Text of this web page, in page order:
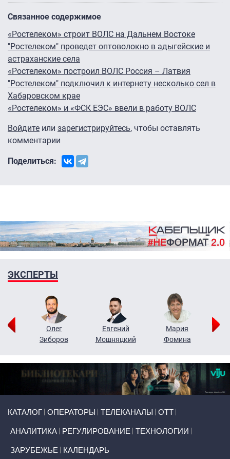
Связанное содержимое
«Ростелеком» строит ВОЛС на Дальнем Востоке
"Ростелеком" проведет оптоволокно в адыгейские и
астраханские села
«Ростелеком» построил ВОЛС Россия – Латвия
"Ростелеком" подключил к интернету несколько сел в
Хабаровском крае
«Ростелеком» и «ФСК ЕЭС» ввели в работу ВОЛС
Войдите или зарегистрируйтесь, чтобы оставлять
комментарии
Поделиться:
ЭКСПЕРТЫ
Олег
Зиборов
Евгений
Мошняцкий
Мария
Фомина
КАТАЛОГ ОПЕРАТОРЫ ТЕЛЕКАНАЛЫ ОТТ
АНАЛИТИКА РЕГУЛИРОВАНИЕ ТЕХНОЛОГИИ
ЗАРУБЕЖЬЕ КАЛЕНДАРЬ